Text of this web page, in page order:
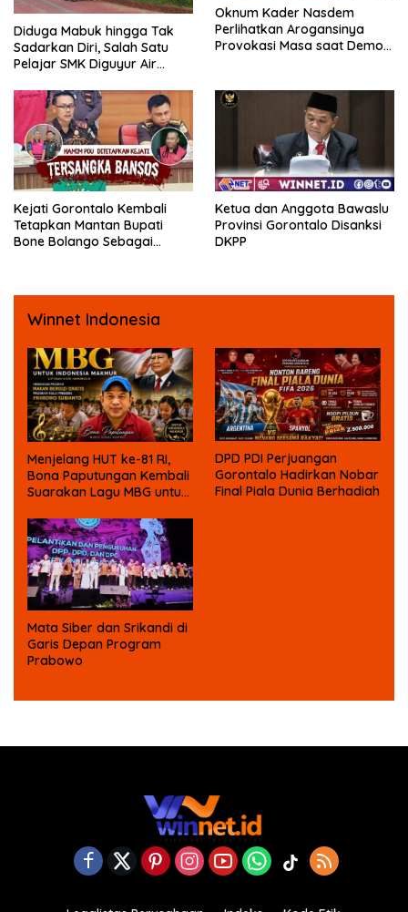
Diduga Mabuk hingga Tak
Sadarkan Diri, Salah Satu
Pelajar SMK Diguyur Air
Fisik oleh Beberapa
Temannya
Oknum Kader Nasdem
Perlihatkan Arogansinya
Provokasi Masa saat Demo
Kejati Gorontalo Kembali
Tetapkan Mantan Bupati
Bone Bolango Sebagai
Ketua dan Anggota Bawaslu
Provinsi Gorontalo Disanksi
DKPP
Winnet Indonesia
Menjelang HUT ke-81 RI,
Bona Paputungan Kembali
Suarakan Lagu MBG untuk
DPD PDI Perjuangan
Gorontalo Hadirkan Nobar
Final Piala Dunia Berhadiah
Mata Siber dan Srikandi di
Garis Depan Program
Prabowo